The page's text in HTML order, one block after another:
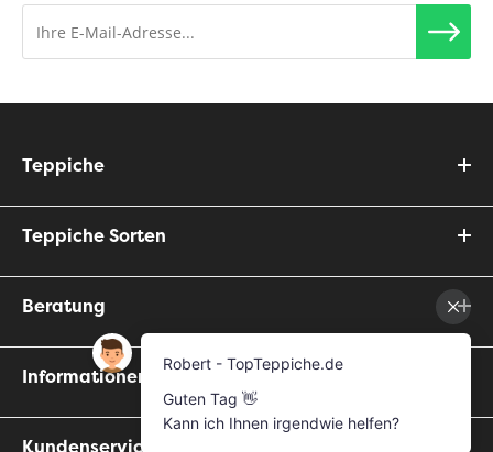
Teppiche
Teppiche Sorten
Beratung
Informationen
Kundenservice